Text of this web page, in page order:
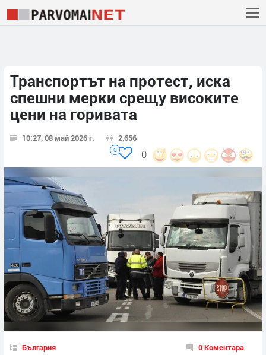
Транспортът на протест, иска
спешни мерки срещу високите
цени на горивата
10:27, 08 май 2026 г. 2,656
0
0
България 0 Коментара